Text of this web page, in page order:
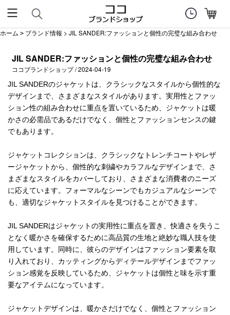
ホーム > ブランド情報 > JIL SANDER:ファッションと個性の完璧な組み合わせ
JIL SANDER:ファッションと個性の完璧な組み合わせ
ココブランドショップ / 2024-04-19
JIL SANDERのジャケットは、クラシックなスタイルから個性的な
デザインまで、さまざまなスタイルがあります。実用性とファッ
ション性の組み合わせに重点を置いているため、ジャケットは暖
かさの必需品であるだけでなく、個性とファッションセンスの鍵
でもあります。
ジャケットコレクションは、クラシックなトレンチコートやレザ
ージャケットから、個性的な刺繍やカラフルなデザインまで、さ
まざまなスタイルをカバーしており、さまざまな消費者のニーズ
に応えています。フォーマルなシーンでもカジュアルなシーンで
も、適切なジャケットスタイルを見つけることができます。
JIL SANDERはジャケットの実用性に重点を置き、快適さを失うこ
となく暖かさを確保するために高品質の生地と絶妙な職人技を使
用しています。同時に、彼らのデザインはファッション要素を取
り入れており、カッティングからディテールデザインまでファッ
ション感覚を反映しているため、ジャケットは個性と味を示す重
要なアイテムになっています。
ジャケットデザインは、暖かさだけでなく、個性とファッション